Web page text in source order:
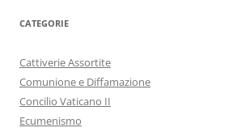
CATEGORIE
Cattiverie Assortite
Comunione e Diffamazione
Concilio Vaticano II
Ecumenismo